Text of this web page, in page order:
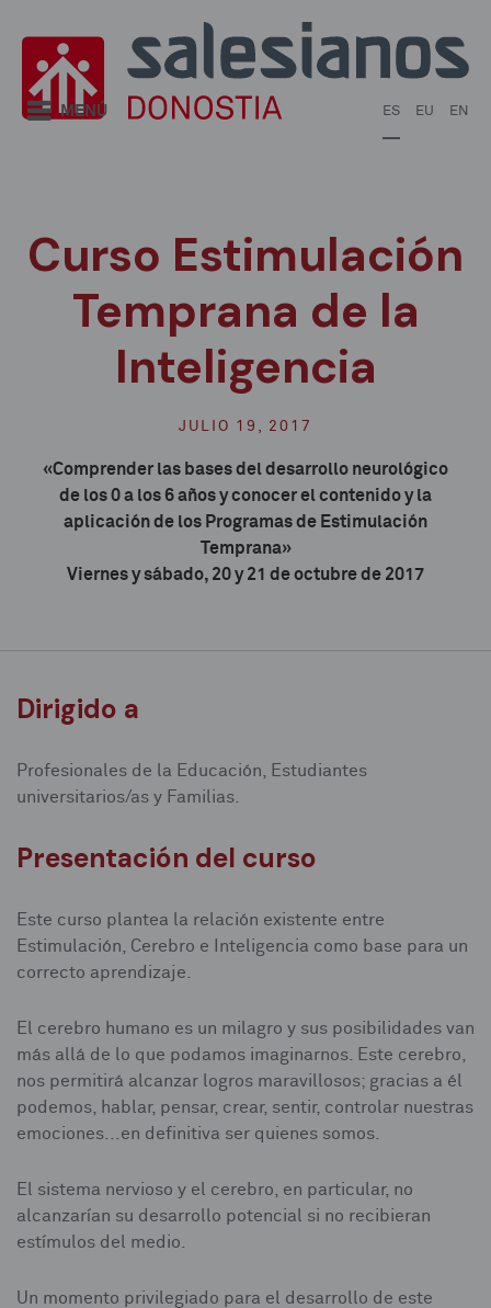
MENÚ ES EU EN
Curso Estimulación
Temprana de la
Inteligencia
JULIO 19, 2017
«Comprender las bases del desarrollo neurológico
de los 0 a los 6 años y conocer el contenido y la
aplicación de los Programas de Estimulación
Temprana»
Viernes y sábado, 20 y 21 de octubre de 2017
Usted está aquí
Dirigido a
Profesionales de la Educación, Estudiantes
universitarios/as y Familias.
Presentación del curso
Este curso plantea la relación existente entre
Estimulación, Cerebro e Inteligencia como base para un
correcto aprendizaje.
El cerebro humano es un milagro y sus posibilidades van
más allá de lo que podamos imaginarnos. Este cerebro,
nos permitirá alcanzar logros maravillosos; gracias a él
podemos, hablar, pensar, crear, sentir, controlar nuestras
emociones...en definitiva ser quienes somos.
El sistema nervioso y el cerebro, en particular, no
alcanzarían su desarrollo potencial si no recibieran
estímulos del medio.
Un momento privilegiado para el desarrollo de este